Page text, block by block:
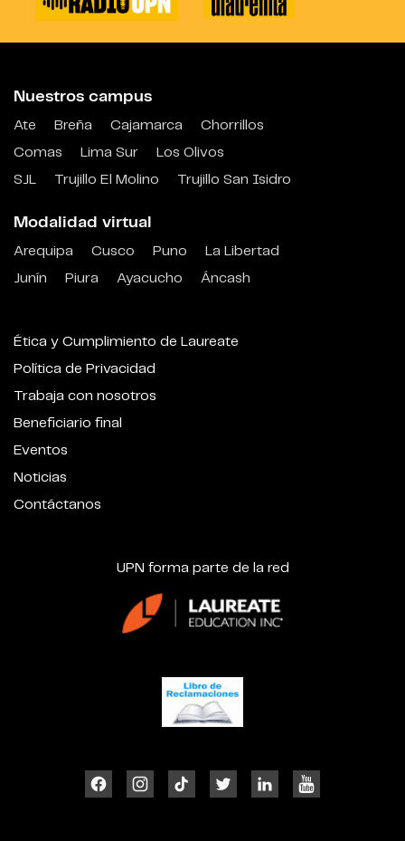
Nuestros campus
Ate Breña Cajamarca
Chorrillos
Comas
Lima Sur
Los Olivos
SJL
Trujillo El Molino Trujillo San Isidro
Modalidad virtual
Arequipa Cusco Puno
La Libertad
Junín
Piura Ayacucho Áncash
Ética y Cumplimiento de Laureate
Política de Privacidad
Trabaja con nosotros
Beneficiario final
Eventos
Noticias
Contáctanos
UPN forma parte de la red